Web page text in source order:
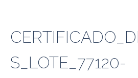
S_LOTE_77120-